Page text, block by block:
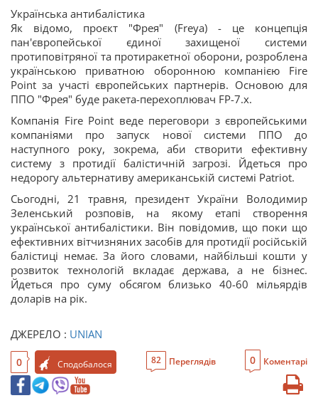
Українська антибалістика
Як відомо, проєкт "Фрея" (Freya) - це концепція
пан'європейської єдиної захищеної системи
протиповітряної та протиракетної оборони, розроблена
українською приватною оборонною компанією Fire
Point за участі європейських партнерів. Основою для
ППО "Фрея" буде ракета-перехоплювач FP-7.х.
Компанія Fire Point веде переговори з європейськими
компаніями про запуск нової системи ППО до
наступного року, зокрема, аби створити ефективну
систему з протидії балістичній загрозі. Йдеться про
недорогу альтернативу американській системі Patriot.
Сьогодні, 21 травня, президент України Володимир
Зеленський розповів, на якому етапі створення
української антибалістики. Він повідомив, що поки що
ефективних вітчизняних засобів для протидії російській
балістиці немає. За його словами, найбільші кошти у
розвиток технологій вкладає держава, а не бізнес.
Йдеться про суму обсягом близько 40-60 мільярдів
доларів на рік.
ДЖЕРЕЛО : UNIAN
0 Сподобалося 82 Переглядів 0 Коментарі